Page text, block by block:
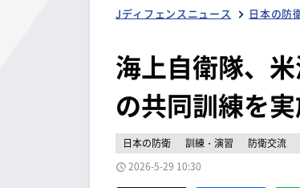
Jディフェンスニュース 日本の防
海上自衛隊、
の共同訓練を実
日本の防衛 訓練・演習 防衛交流
2026-5-29 10:30